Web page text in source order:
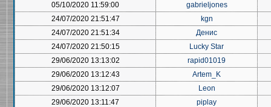
05/10/2020 11:59:00
gabrieljones
24/07/2020 21:51:47
kgn
24/07/2020 21:51:34
Денис
24/07/2020 21:50:15
Lucky Star
29/06/2020 13:13:02
rapid01019
29/06/2020 13:12:43
Artem_K
29/06/2020 13:12:07
Leon
29/06/2020 13:11:47
piplay